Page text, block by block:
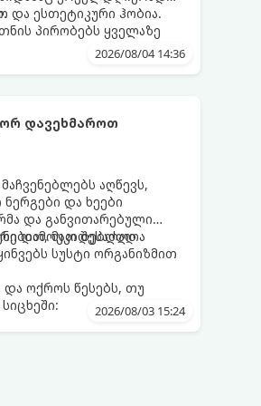
და ესთეტიკური ჰობია.
პირობებს ყველაზე
2026/08/04 14:36
დავეხმაროთ
აღწევს,
და ხეები
და განვითარებული
დამოუკიდებლად
მათ შესაძლოა
სუსტი ორგანიზმით
ოქროს წესებს, თუ
2026/08/03 15:24